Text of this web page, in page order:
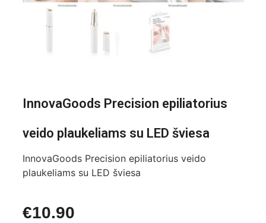
InnovaGoods Precision epiliatorius
veido plaukeliams su LED šviesa
InnovaGoods Precision epiliatorius veido
plaukeliams su LED šviesa
€10.90